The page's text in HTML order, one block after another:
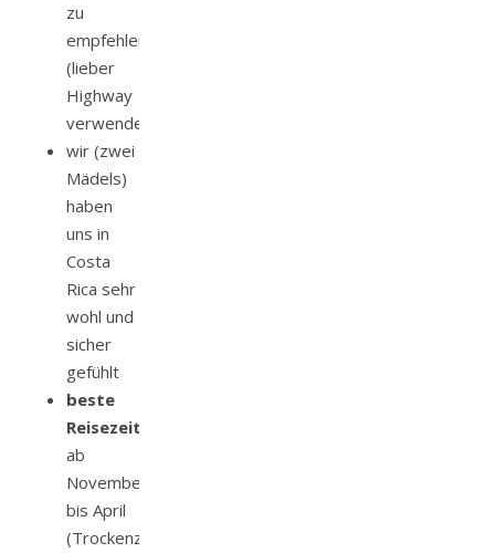
zu
empfehlen
(lieber
Highway
verwenden)
wir (zwei
Mädels)
haben
uns in
Costa
Rica sehr
wohl und
sicher
gefühlt
beste
Reisezeit:
ab
November
bis April
(Trockenzeit)